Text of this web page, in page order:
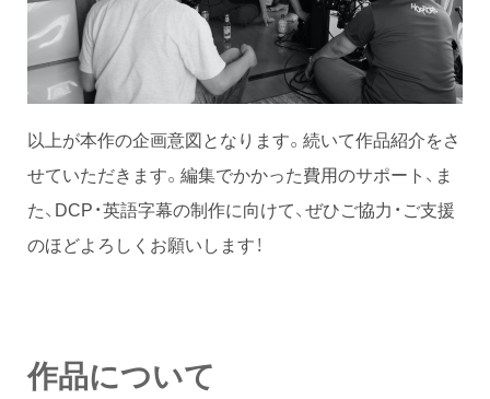
以上が本作の企画意図となります。続いて作品紹介をさ
せていただきます。編集でかかった費用のサポート、ま
た、DCP・英語字幕の制作に向けて、ぜひご協力・ご支援
のほどよろしくお願いします！
作品について